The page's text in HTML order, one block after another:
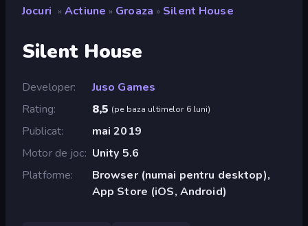
Jocuri » Actiune » Groaza » Silent House
Silent House
Developer
Juso Games
Rating
8,5 (pe baza ultimelor 6 luni)
Publicat
mai 2019
Motor de joc Unity 5.6
Platforme
Browser (numai pentru desktop),
App Store (iOS, Android)